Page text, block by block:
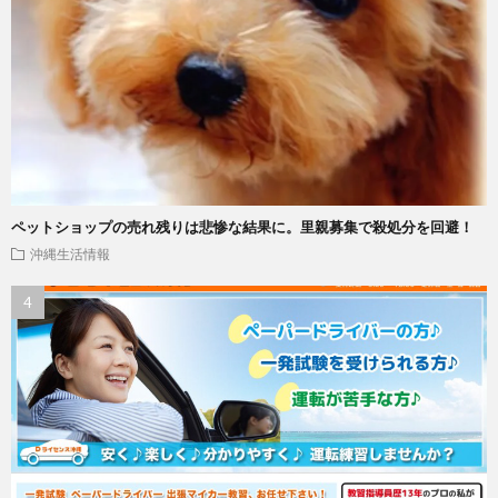
ペットショップの売れ残りは悲惨な結果に。里親募集で殺処分を回避！
沖縄生活情報